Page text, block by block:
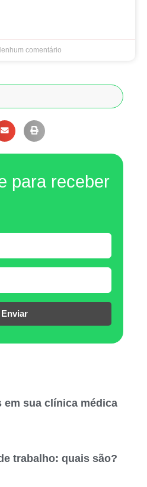
comentário
para receber
Enviar
em sua clínica médica
trabalho: quais são?